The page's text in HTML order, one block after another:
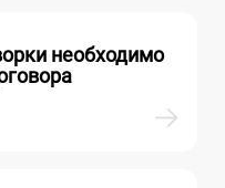
необходимо